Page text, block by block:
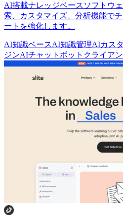
AI搭載ナレッジベースソフトウ
索、カスタマイズ、分析機能で
ートを強化します。
AI知識ベースAI知識管理AIカス
ジンAIチャットボットクライアン